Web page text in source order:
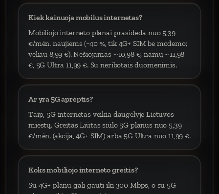
Kiek kainuoja mobilus internetas?
Mobiliojo interneto planai prasideda nuo 5,39
€/mėn. naujiems (−40 %, tik 4G+ SIM be modemo;
vėliau 8,99 €). Nešiojamas ~10,98 €, namų ~11,98
€, 5G Ultra 11,99 €. Su neribotais duomenimis.
Ar yra 5G aprėptis?
Taip, 5G internetas veikia daugelyje Lietuvos
miestų. Greitas Liūtas siūlo 5G planus nuo 5,39
€/mėn. (akcija, 4G+ SIM) arba 5G Ultra nuo 11,99 €.
Koks mobiliojo interneto greitis?
Su 4G+ planu gali gauti iki 300 Mbps, o su 5G